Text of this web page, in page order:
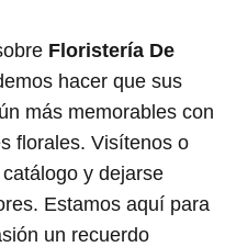
Floristería De
hacer que sus
más memorables con
florales. Visítenos o
y dejarse
Estamos aquí para
un recuerdo